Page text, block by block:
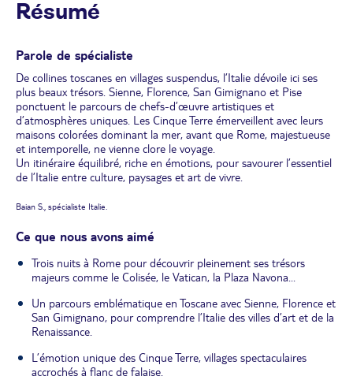
Résumé
Parole de spécialiste
De collines toscanes en villages suspendus, l’Italie dévoile ici ses
plus beaux trésors. Sienne, Florence, San Gimignano et Pise
ponctuent le parcours de chefs-d’œuvre artistiques et
d’atmosphères uniques. Les Cinque Terre émerveillent avec leurs
maisons colorées dominant la mer, avant que Rome, majestueuse
et intemporelle, ne vienne clore le voyage.
Un itinéraire équilibré, riche en émotions, pour savourer l’essentiel
de l’Italie entre culture, paysages et art de vivre.
Baian S., spécialiste Italie.
Ce que nous avons aimé
Trois nuits à Rome pour découvrir pleinement ses trésors
majeurs comme le Colisée, le Vatican, la Plaza Navona...
Un parcours emblématique en Toscane avec Sienne, Florence et
San Gimignano, pour comprendre l’Italie des villes d’art et de la
Renaissance.
L’émotion unique des Cinque Terre, villages spectaculaires
accrochés à flanc de falaise.